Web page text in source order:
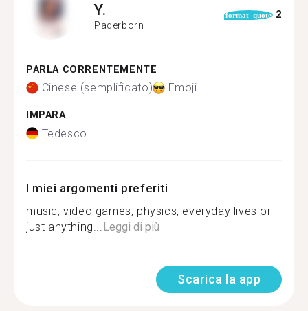
Y.
Paderborn
format_quote 2
PARLA CORRENTEMENTE
Cinese (semplificato) Emoji
IMPARA
Tedesco
I miei argomenti preferiti
music, video games, physics, everyday lives or
just anything... Leggi di più
Scarica la app